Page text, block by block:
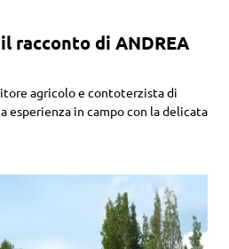
il racconto di ANDREA
agricolo e contoterzista di
esperienza in campo con la delicata